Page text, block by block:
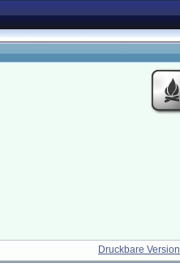
Druckbare Version